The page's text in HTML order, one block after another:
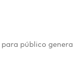
para público general